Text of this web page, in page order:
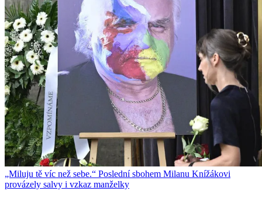
„Miluju tě víc než sebe.“ Poslední sbohem Milanu Knížákovi
provázely salvy i vzkaz manželky